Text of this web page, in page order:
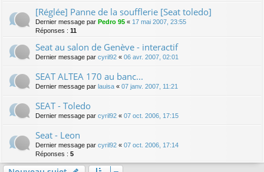
[Réglée] Panne de la soufflerie [Seat toledo]
Dernier message par Pedro 95 « 17 mai 2007, 23:55
Réponses : 11
Seat au salon de Genève - interactif
Dernier message par cyril92 « 06 avr. 2007, 02:01
SEAT ALTEA 170 au banc...
Dernier message par lauisa « 07 janv. 2007, 11:21
SEAT - Toledo
Dernier message par cyril92 « 07 oct. 2006, 17:15
Seat - Leon
Dernier message par cyril92 « 07 oct. 2006, 17:14
Réponses : 5